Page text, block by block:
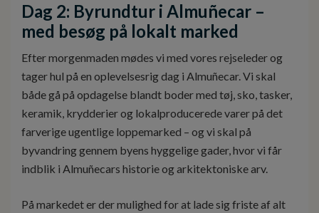
Dag 2: Byrundtur i Almuñecar –
med besøg på lokalt marked
Efter morgenmaden mødes vi med vores rejseleder og
tager hul på en oplevelsesrig dag i Almuñecar. Vi skal
både gå på opdagelse blandt boder med tøj, sko, tasker,
keramik, krydderier og lokalproducerede varer på det
farverige ugentlige loppemarked – og vi skal på
byvandring gennem byens hyggelige gader, hvor vi får
indblik i Almuñecars historie og arkitektoniske arv.
På markedet er der mulighed for at lade sig friste af alt